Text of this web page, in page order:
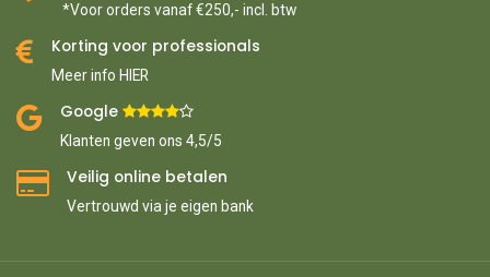
*Voor orders vanaf €250,- incl. btw
Korting voor professionals
Meer info HIER
Google ​
Klanten geven ons 4,5/5
Veilig online betalen
Vertrouwd via je eigen bank